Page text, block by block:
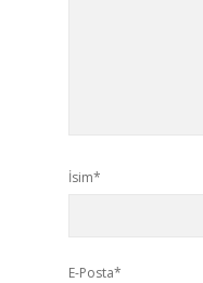
İsim*
E-Posta*